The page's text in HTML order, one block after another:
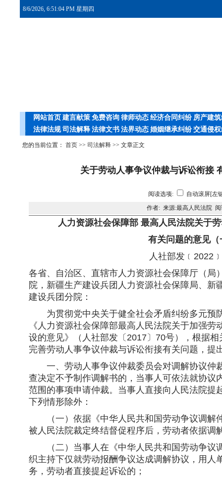
8/6/2026, 6:51:04 PM 星期四
网站首页 建言献策 免费咨询 律师动态 经济合同纠纷 房产建
法律法规 司法解释 法律文书 法界动态 婚姻继承纠纷 交通侵
您的当前位置： 首页 >> 司法解释 >> 文章正文
关于劳动人事争议仲裁与诉讼衔接
阅读选项:
自动滚屏[左
作者: 来源:最高人民法院
人力资源社会保障部 最高人民法院关于
有关问题的意见（
人社部发
各省、自治区、直辖市人力资源社会保障厅（局
院，新疆生产建设兵团人力资源社会保障局、新
建设兵团分院：
为贯彻党中央关于健全社会矛盾纠纷多元预
《人力资源社会保障部最高人民法院关于加强
设的意见》（人社部发〔2017〕70号），根据
完善劳动人事争议仲裁与诉讼衔接有关问题，提
一、劳动人事争议仲裁委员会对调解协议仲
查决定不予制作调解书的，当事人可依法就协议
范围的事项申请仲裁。当事人直接向人民法院提
下列情形除外：
（一）依据《中华人民共和国劳动争议调解
被人民法院裁定终结督促程序后，劳动者依据调
（二）当事人在《中华人民共和国劳动争议
织主持下仅就劳动报酬争议达成调解协议，用人
务，劳动者直接提起诉讼的；